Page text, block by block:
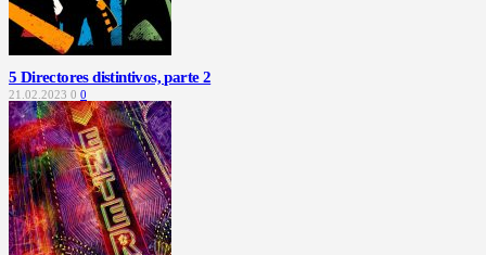
5 Directores distintivos, parte 2
21.02.2023 0 0